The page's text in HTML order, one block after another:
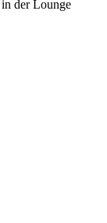
der Lounge